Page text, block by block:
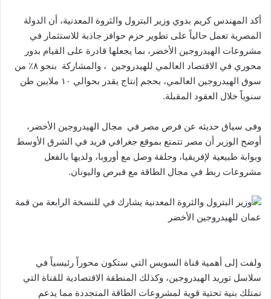
أكد المهندس كريم بدوي وزير البترول والثروة المعدنية، أن الدولة
المصرية تعمل حالياً على تطوير حزم حوافز جاذبة للاستثمار في
مشروعات الهيدروجين الأخضر، بما يجعلها قادرة على القيام بدور
محوري في الاقتصاد العالمي للهيدروجين ، والمشاركة بنحو ٨٪ من
سوق الهيدروجين العالمي، بحجم إنتاج يقدر بحوالي ١٠ ملايين طن
سنوياً خلال العقود المقبلة.
وفى سياق حديثه عن فرص مصر في مجال الهيدروجين الأخضر،
أوضح الوزير أن مصر تتمتع بموقع جغرافي فريد في الشرق الأوسط
وبوابة طبيعية لإفريقيا، وحلقة وصل مع أوروبا، ولديها بالفعل
مشروعات ربط في مجال الطاقة مع قبرص واليونان.
وزير البترول والثروة المعدنية يشارك في للنسخة الرابعة من قمة
عمان للهيدروجين الأخضر
ولفت إلى أهمية قناة السويس التي ستكون محوراً رئيسياً في
سلاسل توريد الهيدروجين، وكذلك المنطقة الاقتصادية للقناة التي
تمتلك بنية تحتية قوية لمشروعات الطاقة المتجددة مما يدعم